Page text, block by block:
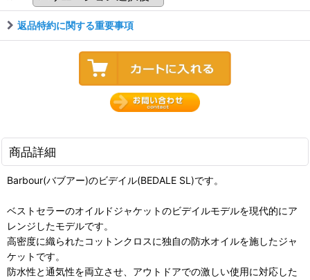
返品特約に関する重要事項
商品詳細
Barbour(バブアー)のビデイル(BEDALE SL)です。
ベストセラーのオイルドジャケットのビデイルモデルを現代的にア
レンジしたモデルです。
高密度に織られたコットンクロスに独自の防水オイルを施したジャ
ケットです。
防水性と通気性を両立させ、アウトドアでの激しい使用に対応した